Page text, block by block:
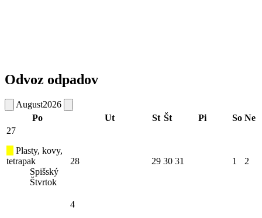
Odvoz odpadov
August2026
Po
Ut St Št Pi So Ne
27
Plasty, kovy,
tetrapak
Spišský
Štvrtok
28 29 30 31 1 2
4